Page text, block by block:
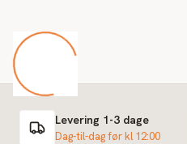
Levering 1-3 dage
Dag-til-dag før kl 12:00